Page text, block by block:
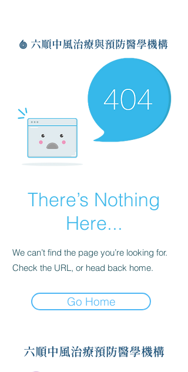
六順中風治療與預防醫學機構
There’s Nothing
Here...
We can’t find the page you’re looking for.
Check the URL, or head back home.
Go Home
六順中風治療預防醫學機構